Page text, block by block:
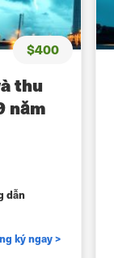
$400
thu
năm
dẫn
ký ngay >